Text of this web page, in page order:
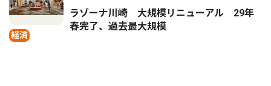
経済
ラゾーナ川崎 大規模リニューアル 29年
春完了、過去最大規模